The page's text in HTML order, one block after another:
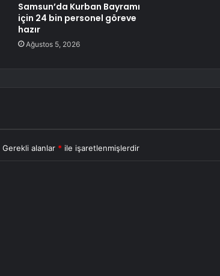
Samsun’da Kurban Bayramı
için 24 bin personel göreve
hazır
Ağustos 5, 2026
Gerekli alanlar * ile işaretlenmişlerdir